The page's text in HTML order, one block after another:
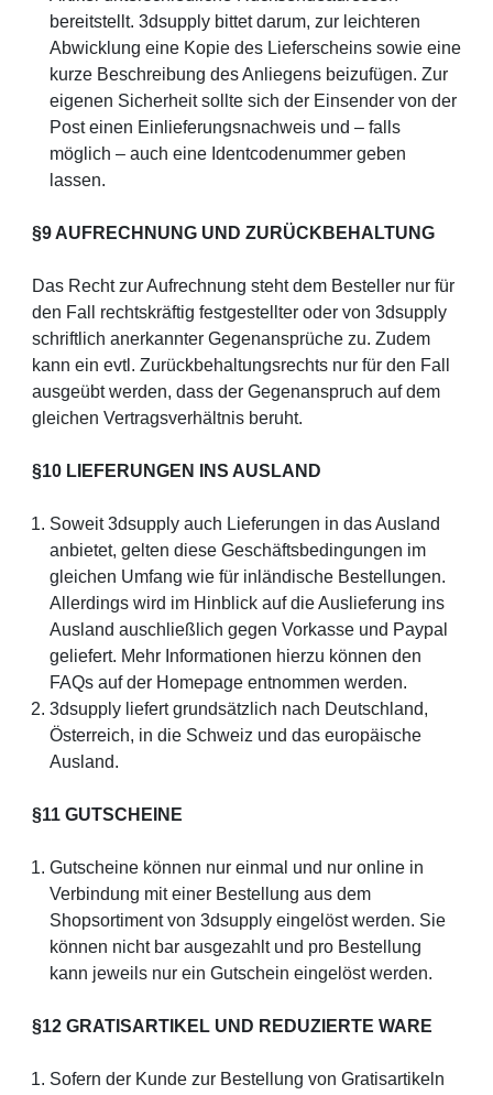
bereitstellt. 3dsupply bittet darum, zur leichteren
Abwicklung eine Kopie des Lieferscheins sowie eine
kurze Beschreibung des Anliegens beizufügen. Zur
eigenen Sicherheit sollte sich der Einsender von der
Post einen Einlieferungsnachweis und – falls
möglich – auch eine Identcodenummer geben
lassen.
§9 AUFRECHNUNG UND ZURÜCKBEHALTUNG
Das Recht zur Aufrechnung steht dem Besteller nur für
den Fall rechtskräftig festgestellter oder von 3dsupply
schriftlich anerkannter Gegenansprüche zu. Zudem
kann ein evtl. Zurückbehaltungsrechts nur für den Fall
ausgeübt werden, dass der Gegenanspruch auf dem
gleichen Vertragsverhältnis beruht.
§10 LIEFERUNGEN INS AUSLAND
Soweit 3dsupply auch Lieferungen in das Ausland
anbietet, gelten diese Geschäftsbedingungen im
gleichen Umfang wie für inländische Bestellungen.
Allerdings wird im Hinblick auf die Auslieferung ins
Ausland auschließlich gegen Vorkasse und Paypal
geliefert. Mehr Informationen hierzu können den
FAQs auf der Homepage entnommen werden.
3dsupply liefert grundsätzlich nach Deutschland,
Österreich, in die Schweiz und das europäische
Ausland.
§11 GUTSCHEINE
Gutscheine können nur einmal und nur online in
Verbindung mit einer Bestellung aus dem
Shopsortiment von 3dsupply eingelöst werden. Sie
können nicht bar ausgezahlt und pro Bestellung
kann jeweils nur ein Gutschein eingelöst werden.
§12 GRATISARTIKEL UND REDUZIERTE WARE
Sofern der Kunde zur Bestellung von Gratisartikeln